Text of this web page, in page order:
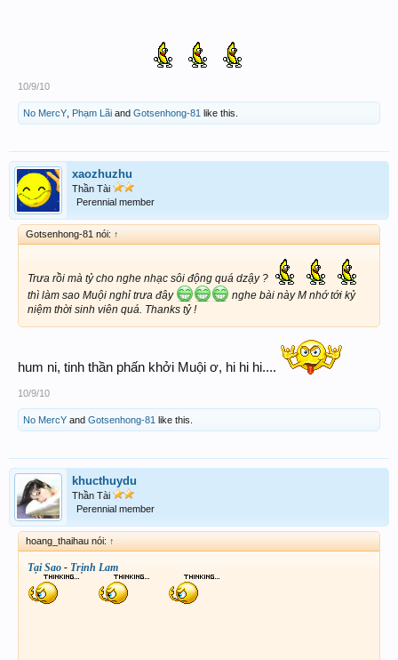
10/9/10
No MercY Phạm Lãi and Gotsenhong-81 like this.
xaozhuzhu
Thần Tài
Perennial member
Gotsenhong-81 nói: ↑
Trưa rồi mà tỷ cho nghe nhạc sôi động quá dzậy ?
thì làm sao Muội nghỉ trưa đây
nghe bài này M nhớ tới kỷ
niệm thời sinh viên quá. Thanks tỷ !
hum ni, tinh thần phấn khởi Muội ơ, hi hi hi....
10/9/10
No MercY and Gotsenhong-81 like this.
khucthuydu
Thần Tài
Perennial member
hoang_thaihau nói: ↑
Tại Sao - Trịnh Lam